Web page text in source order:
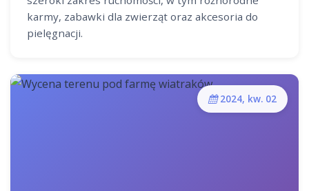
karmy, zabawki dla zwierząt oraz akcesoria do
pielęgnacji.
2024, kw. 02